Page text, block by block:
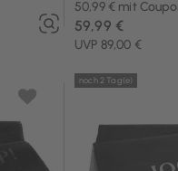
50,99 € mit
UVP 89,00 €
59,99 €
noch 2 Tag(e)